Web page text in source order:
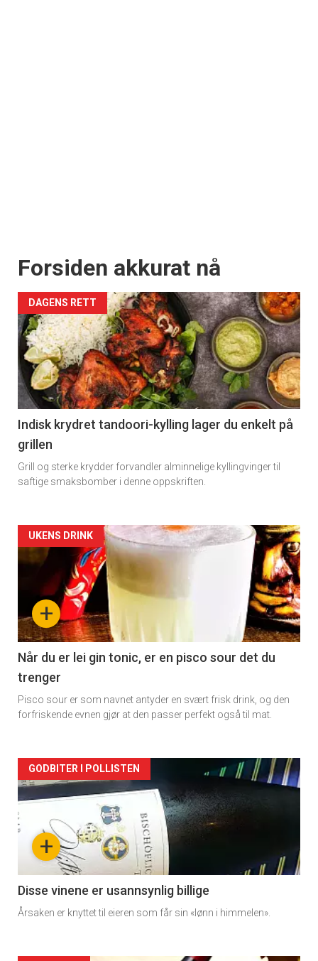
Forsiden akkurat nå
DAGENS RETT
Indisk krydret tandoori-kylling lager du enkelt på
grillen
Grill og sterke krydder forvandler alminnelige kyllingvinger til
saftige smaksbomber i denne oppskriften.
Forsiden
akkurat
nå
-
2
+
UKENS DRINK
Når du er lei gin tonic, er en pisco sour det du
trenger
Pisco sour er som navnet antyder en svært frisk drink, og den
forfriskende evnen gjør at den passer perfekt også til mat.
Forsiden
akkurat
nå
3
+
GODBITER I POLLISTEN
Disse vinene er usannsynlig billige
Årsaken er knyttet til eieren som får sin «lønn i himmelen».